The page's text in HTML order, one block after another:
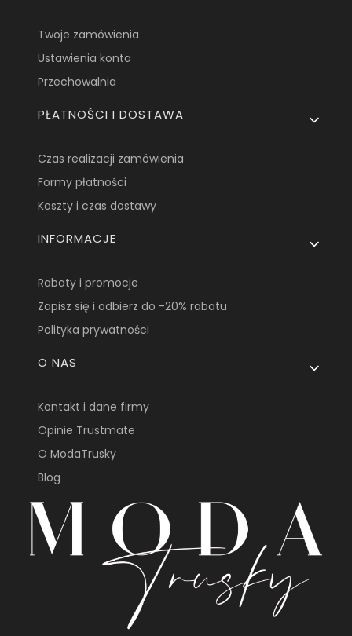
Twoje zamówienia
Ustawienia konta
Przechowalnia
PŁATNOŚCI I DOSTAWA
Czas realizacji zamówienia
Formy płatności
Koszty i czas dostawy
INFORMACJE
Rabaty i promocje
Zapisz się i odbierz do -20% rabatu
Polityka prywatności
O NAS
Kontakt i dane firmy
Opinie Trustmate
O ModaTrusky
Blog